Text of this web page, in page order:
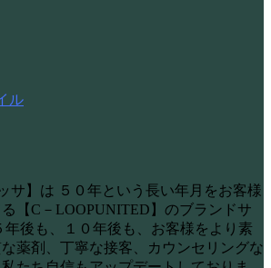
ル
サ】は ５０年という長い年月をお客様
【C－LOOPUNITED】のブランドサ
年後も、１０年後も、お客様をより素
薬剤、丁寧な接客、カウンセリングな